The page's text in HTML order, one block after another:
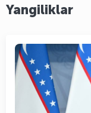
Yangiliklar